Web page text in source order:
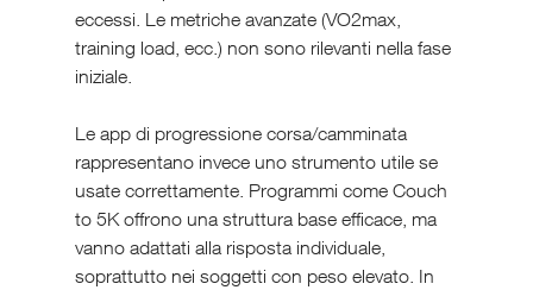
eccessi. Le metriche avanzate (VO2max,
training load, ecc.) non sono rilevanti nella fase
iniziale.
Le app di progressione corsa/camminata
rappresentano invece uno strumento utile se
usate correttamente. Programmi come Couch
to 5K offrono una struttura base efficace, ma
vanno adattati alla risposta individuale,
soprattutto nei soggetti con peso elevato. In